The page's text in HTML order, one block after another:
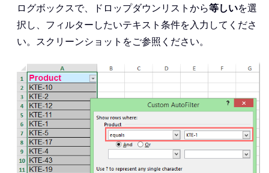
ログボックスで、ドロップダウンリストから等しいを選
択し、フィルターしたいテキスト条件を入力してくださ
い。スクリーンショットをご参照ください。